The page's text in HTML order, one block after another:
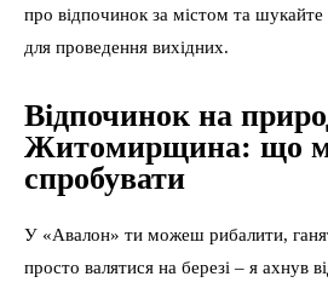
про відпочинок за містом та шукайте
для проведення вихідних.
Відпочинок на
Житомирщина: що
спробувати
У «Авалон» ти можеш рибалити,
просто валятися на березі – я ахнув